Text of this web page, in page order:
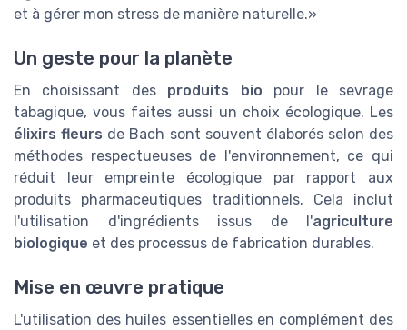
et à gérer mon stress de manière naturelle.»
Un geste pour la planète
En choisissant des produits bio pour le sevrage
tabagique, vous faites aussi un choix écologique. Les
élixirs fleurs de Bach sont souvent élaborés selon des
méthodes respectueuses de l'environnement, ce qui
réduit leur empreinte écologique par rapport aux
produits pharmaceutiques traditionnels. Cela inclut
l'utilisation d'ingrédients issus de l'agriculture
biologique et des processus de fabrication durables.
Mise en œuvre pratique
L'utilisation des huiles essentielles en complément des